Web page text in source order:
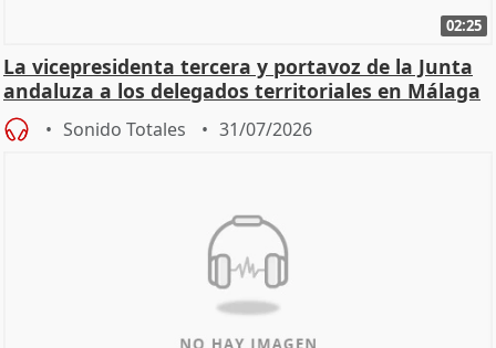
02:25
La vicepresidenta tercera y portavoz de la Junta
andaluza a los delegados territoriales en Málaga
Sonido Totales 31/07/2026